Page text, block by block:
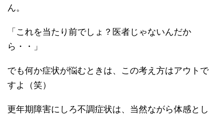
ん。
「これを当たり前でしょ？医者じゃないんだか
ら・・」
でも何か症状が悩むときは、この考え方はアウトで
すよ（笑）
更年期障害にしろ不調症状は、当然ながら体感とし